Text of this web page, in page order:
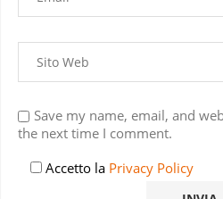
Save my name, email, and
the next time I comment.
Accetto la Privacy Policy